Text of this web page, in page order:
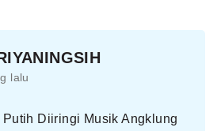
lalu
Diiringi Musik Angklung